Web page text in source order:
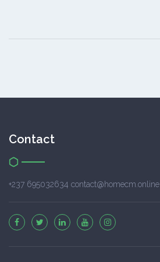
Contact
+237 695032634 contact@homecm.online